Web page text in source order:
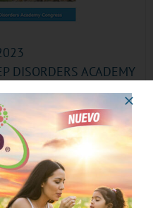
DISORDERS ACADEMY
2023